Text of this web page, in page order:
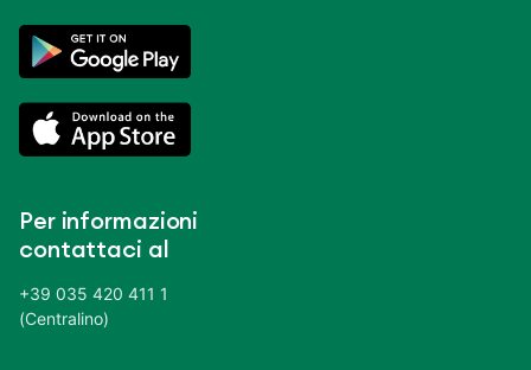
Per informazioni
contattaci al
+39 035 420 411 1
(Centralino)